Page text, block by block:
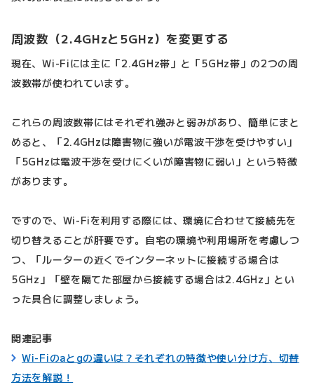
周波数（2.4GHzと5GHz）を変更する
現在、Wi-Fiには主に「2.4GHz帯」と「5GHz帯」の2つの周
波数帯が使われています。
これらの周波数帯にはそれぞれ強みと弱みがあり、簡単にまと
めると、「2.4GHzは障害物に強いが電波干渉を受けやすい」
「5GHzは電波干渉を受けにくいが障害物に弱い」という特徴
があります。
ですので、Wi-Fiを利用する際には、環境に合わせて接続先を
切り替えることが肝要です。自宅の環境や利用場所を考慮しつ
つ、「ルーターの近くでインターネットに接続する場合は
5GHz」「壁を隔てた部屋から接続する場合は2.4GHz」とい
った具合に調整しましょう。
関連記事
Wi-Fiのaとgの違いは？それぞれの特徴や使い分け方、切替
方法を解説！